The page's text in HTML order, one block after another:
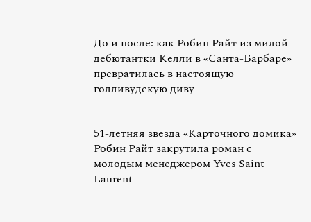
До и после: как Робин Райт из милой
дебютантки Келли в «Санта-Барбаре»
превратилась в настоящую
голливудскую диву
51-летняя звезда «Карточного домика»
Робин Райт закрутила роман с
молодым менеджером Yves Saint
Laurent